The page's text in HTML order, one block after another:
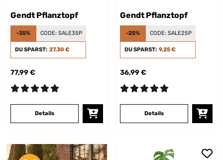
Gendt Pflanztopf
-35% CODE: SALE35P
DU SPARST: 27,30 €
77,99 €
Details
Gendt Pflanztopf
-25% CODE: SALE25P
DU SPARST: 9,25 €
36,99 €
Details